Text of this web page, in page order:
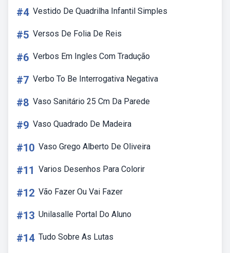
#4 Vestido De Quadrilha Infantil Simples
#5 Versos De Folia De Reis
#6 Verbos Em Ingles Com Tradução
#7 Verbo To Be Interrogativa Negativa
#8 Vaso Sanitário 25 Cm Da Parede
#9 Vaso Quadrado De Madeira
#10 Vaso Grego Alberto De Oliveira
#11 Varios Desenhos Para Colorir
#12 Vão Fazer Ou Vai Fazer
#13 Unilasalle Portal Do Aluno
#14 Tudo Sobre As Lutas